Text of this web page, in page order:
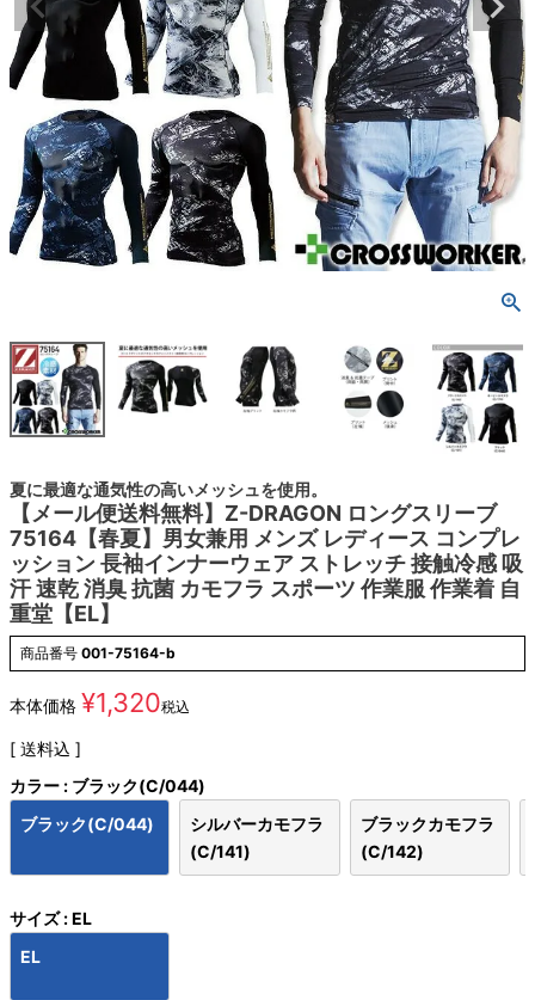
夏に最適な通気性の高いメッシュを使用。
【メール便送料無料】Z-DRAGON ロングスリーブ
75164【春夏】男女兼用 メンズ レディース コンプレ
ッション 長袖インナーウェア ストレッチ 接触冷感 吸
汗 速乾 消臭 抗菌 カモフラ スポーツ 作業服 作業着 自
重堂【EL】
商品番号 001-75164-b
本体価格 ¥1,320税込
送料込
カラー
ブラック(C/044)
ブラック(C/044)
シルバーカモフラ
(C/141)
ブラックカモフラ
(C/142)
サイズ EL
EL